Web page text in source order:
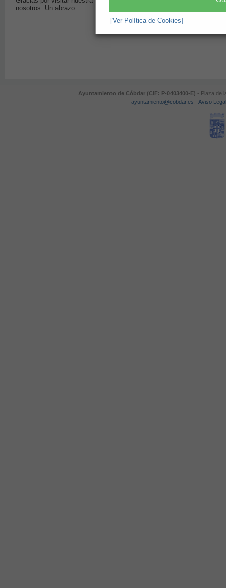
[Ver Política de Cookies]
nosotros. Un abrazo
Ayuntamiento de Cóbdar (CIF: P-0403400-E) - Plaza de
ayuntamiento@cobdar.es -Aviso